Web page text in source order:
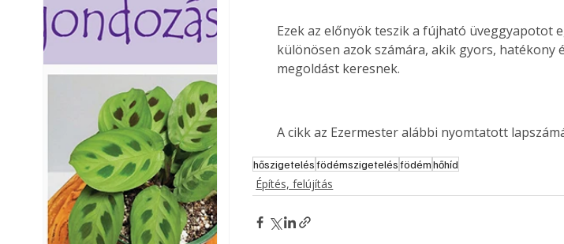
Ezek az előnyök teszik a fújható üveggyapotot
különösen azok számára, akik gyors, hatékony
megoldást keresnek.
A cikk az Ezermester alábbi nyomtatott
hőszigetelésfödémszigetelésfödémhőhíd
Építés, felújítás